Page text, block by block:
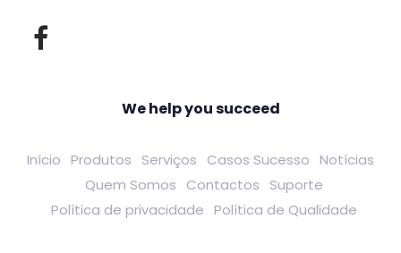
We help you succeed
Início Produtos Serviços Casos Sucesso Notícias
Quem Somos
Contactos
Suporte
Política de privacidade Política de Qualidade